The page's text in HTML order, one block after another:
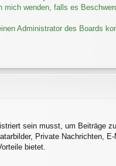
mich wenden, falls es
Administrator des Boards
sein musst, um Beiträge
Private Nachrichten,
bietet.